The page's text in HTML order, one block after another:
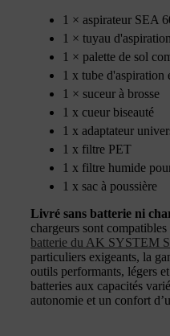
1 × aspirateur SEA
1 × tuyau
1 × palette de sol
1 x tube d'aspiration
1 × suceur à brosse
1 x cueur biseauté
1 x adaptateur
1 x filtre PET
1 x filtre humide
1 x sac à poussière
Livré sans batterie ni
chargeurs sont compatibles
batterie du AK SYSTEM
particuliers exigeants, la
outils performants, légers
batteries aux capacités
autonomie et un confort